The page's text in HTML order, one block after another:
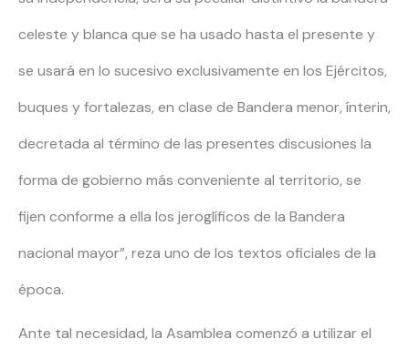
celeste y blanca que se ha usado hasta el presente y
se usará en lo sucesivo exclusivamente en los Ejércitos,
buques y fortalezas, en clase de Bandera menor, ínterin,
decretada al término de las presentes discusiones la
forma de gobierno más conveniente al territorio, se
fijen conforme a ella los jeroglíficos de la Bandera
nacional mayor”, reza uno de los textos oficiales de la
época.
Ante tal necesidad, la Asamblea comenzó a utilizar el